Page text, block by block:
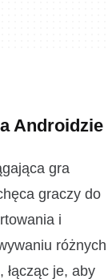
Androidzie
gra
graczy do
i
różnych
łącząc je, aby